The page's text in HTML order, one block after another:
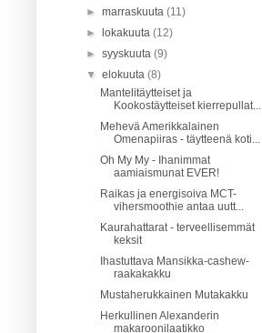
►marraskuuta(11)
►lokakuuta(12)
►syyskuuta(9)
▼elokuuta(8)
Mantelitäytteiset ja
Kookostäytteiset kierrepullat...
Mehevä Amerikkalainen
Omenapiiras - täytteenä koti...
Oh My My - Ihanimmat
aamiaismunat EVER!
Raikas ja energisoiva MCT-
vihersmoothie antaa uutt...
Kaurahattarat - terveellisemmät
keksit
Ihastuttava Mansikka-cashew-
raakakakku
Mustaherukkainen Mutakakku
Herkullinen Alexanderin
makaroonilaatikko